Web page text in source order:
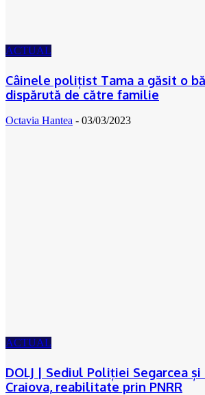
ACTUAL
Câinele polițist Tama a găsit o
dispărută de către familie
Octavia Hantea - 03/03/2023
ACTUAL
DOLJ | Sediul Poliției Segarcea
Craiova, reabilitate prin PNRR